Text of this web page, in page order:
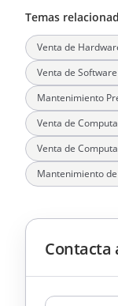
Temas
Venta de
Venta de
Mantenimiento
Venta de
Venta de
Mantenimiento
Contacta